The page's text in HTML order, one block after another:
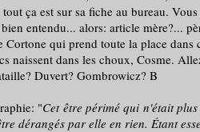
est sur sa fiche au bureau. Vous
entendu... alors: article mère?...
qui prend toute la place dans
dans les choux, Cosme.
Duvert? Gombrowicz? B
"Cet être périmé qui n'était
dérangés par elle en rien. Étant